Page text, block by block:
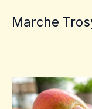
Marche